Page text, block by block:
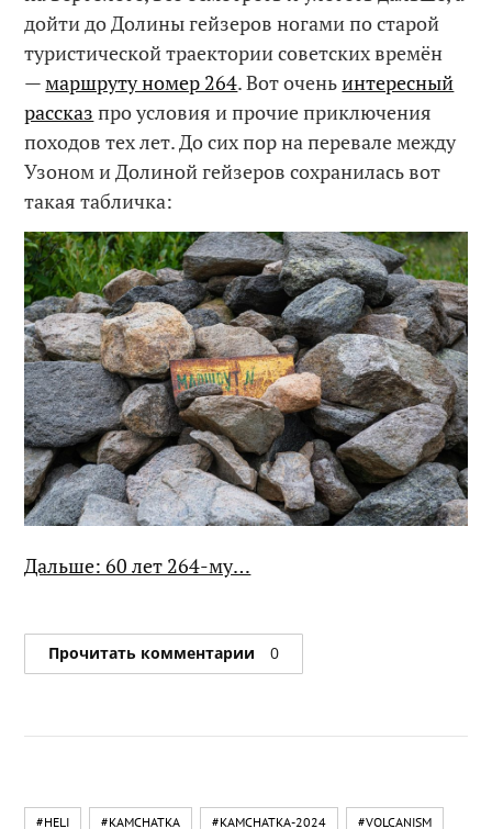
дойти до Долины гейзеров ногами по старой
туристической траектории советских времён
—маршруту номер 264. Вот оченьинтересный
рассказ про условия и прочие приключения
походов тех лет. До сих пор на перевале между
Узоном и Долиной гейзеров сохранилась вот
такая табличка:
Дальше: 60 лет 264-му…
Прочитать комментарии 0
#HELI #KAMCHATKA #KAMCHATKA-2024 #VOLCANISM